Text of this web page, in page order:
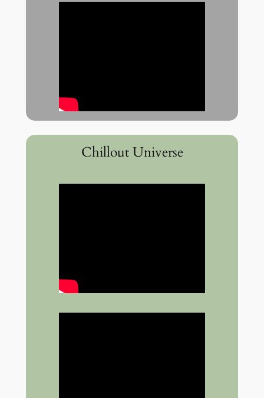
Chillout Universe